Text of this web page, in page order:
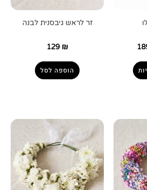
זר לראש גיבסנית לבנה
129 ₪
הוספה לסל